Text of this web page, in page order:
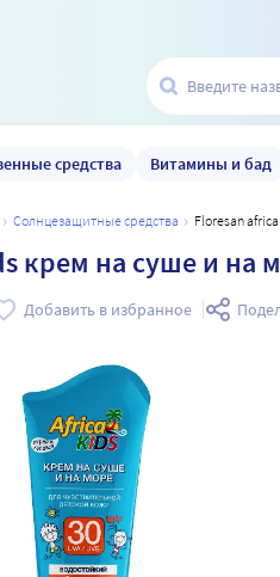
средства Витамины и бад
солнцезащитные средства Floresan
крем на суше и на
Добавить в избранное